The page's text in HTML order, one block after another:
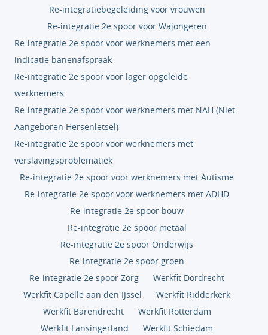
Re-integratiebegeleiding voor vrouwen
Re-integratie 2e spoor voor Wajongeren
Re-integratie 2e spoor voor werknemers met een
indicatie banenafspraak
Re-integratie 2e spoor voor lager opgeleide
werknemers
Re-integratie 2e spoor voor werknemers met NAH (Niet
Aangeboren Hersenletsel)
Re-integratie 2e spoor voor werknemers met
verslavingsproblematiek
Re-integratie 2e spoor voor werknemers met Autisme
Re-integratie 2e spoor voor werknemers met ADHD
Re-integratie 2e spoor bouw
Re-integratie 2e spoor metaal
Re-integratie 2e spoor Onderwijs
Re-integratie 2e spoor groen
Re-integratie 2e spoor Zorg
Werkfit Dordrecht
Werkfit Capelle aan den IJssel
Werkfit Ridderkerk
Werkfit Barendrecht
Werkfit Rotterdam
Werkfit Lansingerland
Werkfit Schiedam